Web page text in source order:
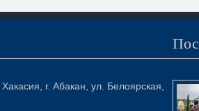
г. Абакан, ул. Белоярская,